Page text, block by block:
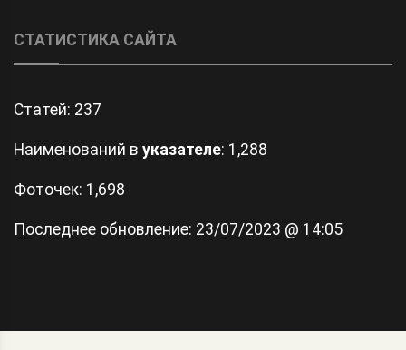
СТАТИСТИКА САЙТА
Статей: 237
Наименований в указателе: 1,288
Фоточек: 1,698
Последнее обновление: 23/07/2023 @ 14:05